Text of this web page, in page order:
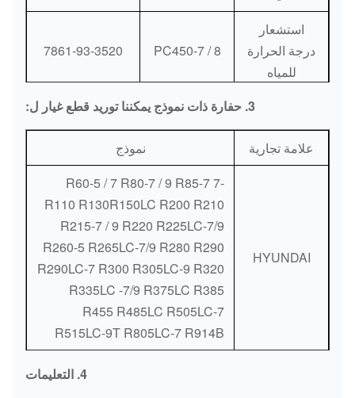
استشعار
درجة الحرارة
للمياه
PC450-7 / 8
7861-93-3520
درجة الحرارة
للمياه
جهاز الكمبيوتر 08620-00000
PC130-8
6261-81-6901
استشعار
PC400-6
3915329
PC200-3 /
3. حفارة ذات نموذج يمكننا توريد قطع غيار ل:
علامة تجارية نموذج
HYUNDAI
-7 R60-5 / 7 R80-7 / 9 R85-7
R110 R130R150LC R200 R210
R215-7 / 9 R220 R225LC-7/9
R260-5 R265LC-7/9 R280 R290
R290LC-7 R300 R305LC-9 R320
R335LC -7/9 R375LC R385
R455 R485LC R505LC-7
R515LC-9T R805LC-7 R914B
HD250 HD250SE HD300GS
4. التعليمات